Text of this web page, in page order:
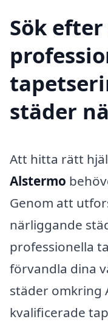
Sök efter
städer
Att hitta rätt
Alstermo
Genom att
närliggande
professionella
förvandla dina
städer omkring
kvalificerade